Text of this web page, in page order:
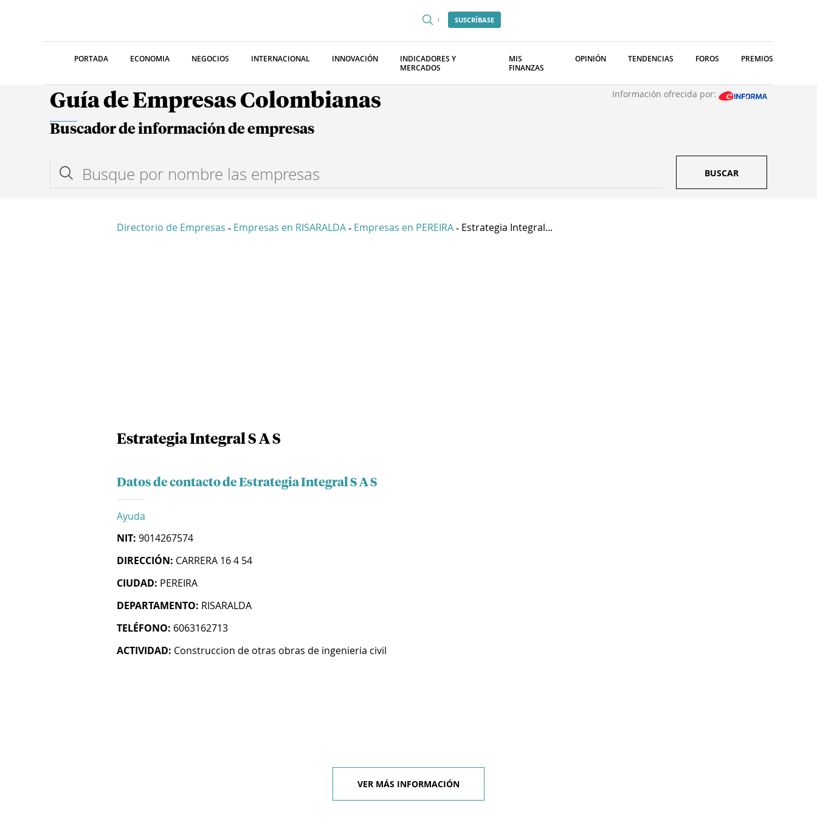
SUSCRÍBASE
PORTADA ECONOMIA NEGOCIOS INTERNACIONAL INNOVACIÓN
INDICADORES Y
MERCADOS
MIS
FINANZAS
OPINIÓN TENDENCIAS FOROS PREMIOS
Guía de Empresas Colombianas Información ofrecida por:
Buscador de información de empresas
BUSCAR
Directorio de Empresas - Empresas en RISARALDA - Empresas en PEREIRA - Estrategia Integral...
Estrategia Integral S A S
Datos de contacto de Estrategia Integral S A S
Ayuda
NIT: 9014267574
DIRECCIÓN: CARRERA 16 4 54
CIUDAD: PEREIRA
DEPARTAMENTO: RISARALDA
TELÉFONO: 6063162713
ACTIVIDAD: Construccion de otras obras de ingenieria civil
VER MÁS INFORMACIÓN